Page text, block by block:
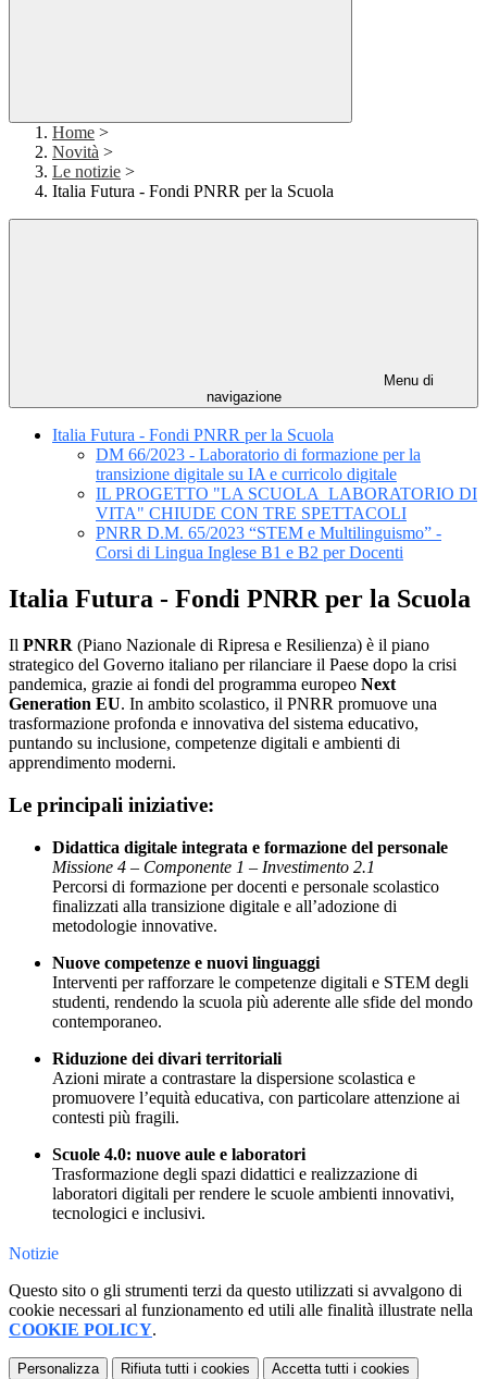
Home >
Novità >
Le notizie >
Italia Futura - Fondi PNRR per la Scuola
Menu di
navigazione
Italia Futura - Fondi PNRR per la Scuola
DM 66/2023 - Laboratorio di formazione per la
transizione digitale su IA e curricolo digitale
IL PROGETTO "LA SCUOLA_LABORATORIO DI
VITA" CHIUDE CON TRE SPETTACOLI
PNRR D.M. 65/2023 “STEM e Multilinguismo” -
Corsi di Lingua Inglese B1 e B2 per Docenti
Italia Futura - Fondi PNRR per la Scuola
Il PNRR (Piano Nazionale di Ripresa e Resilienza) è il piano
strategico del Governo italiano per rilanciare il Paese dopo la crisi
pandemica, grazie ai fondi del programma europeo Next
Generation EU. In ambito scolastico, il PNRR promuove una
trasformazione profonda e innovativa del sistema educativo,
puntando su inclusione, competenze digitali e ambienti di
apprendimento moderni.
Le principali iniziative:
Didattica digitale integrata e formazione del personale
Missione 4 – Componente 1 – Investimento 2.1
Percorsi di formazione per docenti e personale scolastico
finalizzati alla transizione digitale e all’adozione di
metodologie innovative.
Nuove competenze e nuovi linguaggi
Interventi per rafforzare le competenze digitali e STEM degli
studenti, rendendo la scuola più aderente alle sfide del mondo
contemporaneo.
Riduzione dei divari territoriali
Azioni mirate a contrastare la dispersione scolastica e
promuovere l’equità educativa, con particolare attenzione ai
contesti più fragili.
Scuole 4.0: nuove aule e laboratori
Trasformazione degli spazi didattici e realizzazione di
laboratori digitali per rendere le scuole ambienti innovativi,
tecnologici e inclusivi.
Notizie
Questo sito o gli strumenti terzi da questo utilizzati si avvalgono di
cookie necessari al funzionamento ed utili alle finalità illustrate nella
COOKIE POLICY.
Personalizza Rifiuta tutti i cookies Accetta tutti i cookies